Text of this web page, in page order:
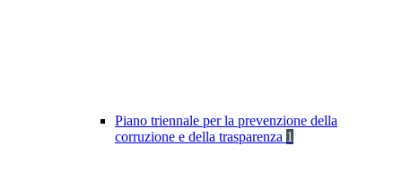
Piano triennale per la prevenzione della
corruzione e della trasparenza 1